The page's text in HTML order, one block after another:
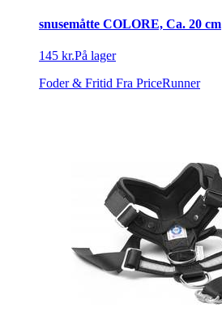
snusemåtte COLORE, Ca. 20 cm
145 kr.På lager
Foder & Fritid Fra PriceRunner